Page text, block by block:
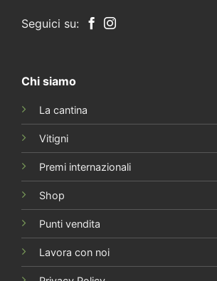
Seguici su:
Chi siamo
La cantina
Vitigni
Premi internazionali
Shop
Punti vendita
Lavora con noi